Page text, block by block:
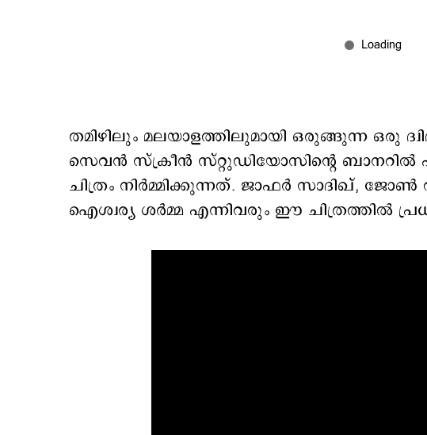
തമിഴിലും മലയാളത്തിലുമായി ഒരുങ്ങുന്ന ഒരു
സെവൻ സ്ക്രീൻ സ്റ്റുഡിയോസിന്റെ
ചിത്രം നിർമ്മിക്കുന്നത്. ജാഫർ സാദിഖ്,
ഐശ്വര്യ ശർമ്മ എന്നിവരും ഈ ചിത്രത്തിൽ